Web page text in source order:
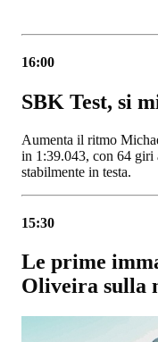
16:00
SBK Test, si
Aumenta il ritmo
in 1:39.043, con 64 giri
stabilmente in testa.
15:30
Le prime
Oliveira sulla